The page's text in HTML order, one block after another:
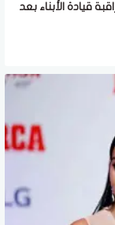
قيادة الأبناء بعد